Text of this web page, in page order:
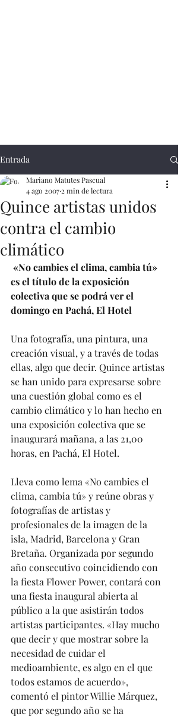
Entrada
Quince artistas unidos
contra el cambio
climático
Mariano Matutes Pascual
4 ago 2007 2 min de lectura
es el título de la exposición
colectiva que se podrá ver el
domingo en Pachá, El Hotel
Una fotografía, una pintura, una
creación visual, y a través de todas
ellas, algo que decir. Quince artistas
se han unido para expresarse sobre
una cuestión global como es el
cambio climático y lo han hecho en
una exposición colectiva que se
inaugurará mañana, a las 21,00
horas, en Pachá, El Hotel.
Lleva como lema «No cambies el
clima, cambia tú» y reúne obras y
fotografías de artistas y
profesionales de la imagen de la
isla, Madrid, Barcelona y Gran
Bretaña. Organizada por segundo
año consecutivo coincidiendo con
la fiesta Flower Power, contará con
una fiesta inaugural abierta al
público a la que asistirán todos
artistas participantes. «Hay mucho
que decir y que mostrar sobre la
necesidad de cuidar el
medioambiente, es algo en el que
todos estamos de acuerdo»,
comentó el pintor Willie Márquez,
que por segundo año se ha